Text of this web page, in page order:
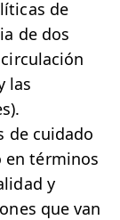
de
de dos
las
de cuidado
en términos
y
que van